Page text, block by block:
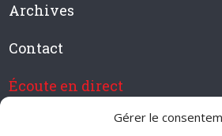
Gérer le
Archives
Contact
Écoute en direct